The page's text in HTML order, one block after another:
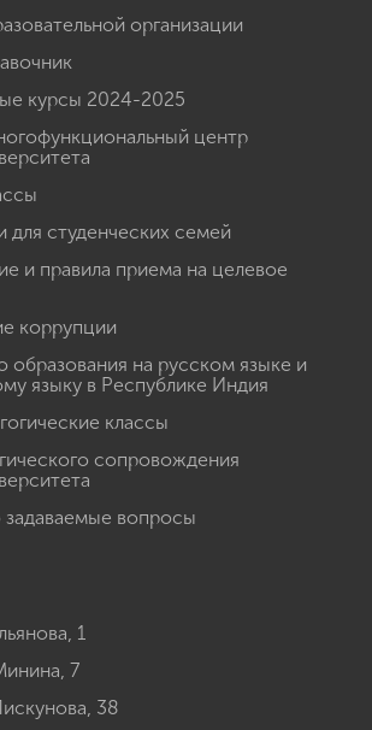
организации
курсы 2024-2025
центр
студенческих семей
и правила приема на целевое
коррупции
образования на русском языке и
языку в Республике Индия
классы
сопровождения
задаваемые вопросы
1
7
38